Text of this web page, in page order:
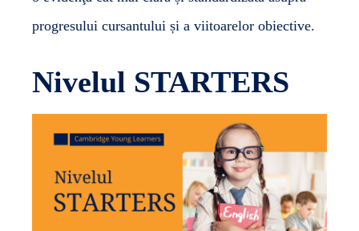
progresului cursantului și a viitoarelor obiective.
Nivelul STARTERS